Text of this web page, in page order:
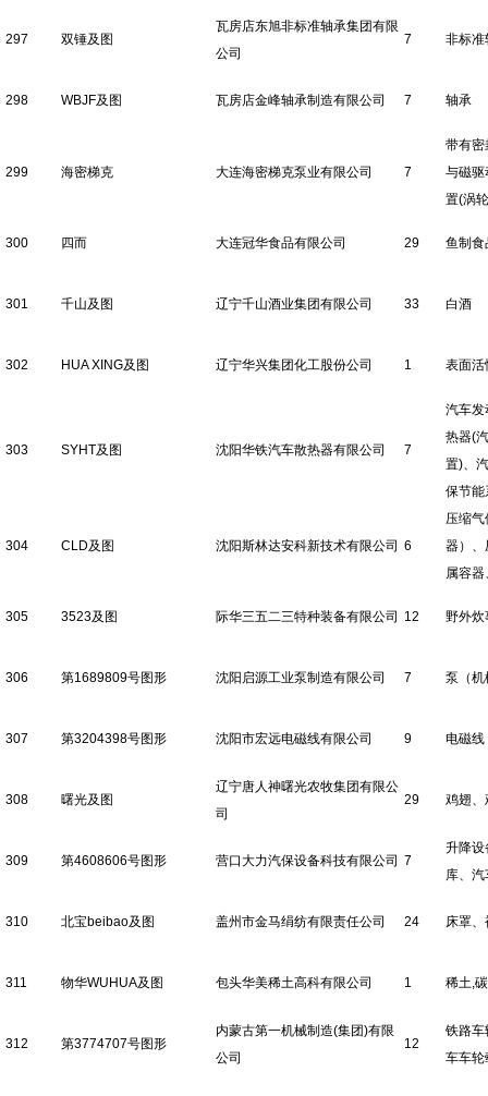
297 双锤及图
瓦房店东旭非标准轴承集团有限
公司
7 非标准
298 WBJF及图 瓦房店金峰轴承制造有限公司 7 轴承
299 海密梯克 大连海密梯克泵业有限公司 7
带有密
与磁驱
置(涡
300 四而 大连冠华食品有限公司 29 鱼制食
301 千山及图 辽宁千山酒业集团有限公司 33 白酒
302 HUA XING及图 辽宁华兴集团化工股份公司 1 表面活
303 SYHT及图 沈阳华铁汽车散热器有限公司 7
汽车发
热器(
置)、
保节能
304 CLD及图 沈阳斯林达安科新技术有限公司 6
压缩
器）、
属容
305 3523及图 际华三五二三特种装备有限公司 12 野外炊
306 第1689809号图形 沈阳启源工业泵制造有限公司 7 泵（机
307 第3204398号图形 沈阳市宏远电磁线有限公司 9 电磁线
308 曙光及图
辽宁唐人神曙光农牧集团有限公
司
29 鸡翅、
309 第4608606号图形 营口大力汽保设备科技有限公司 7
升降设
库、
310 北宝beibao及图 盖州市金马绢纺有限责任公司 24 床罩
311 物华WUHUA及图 包头华美稀土高科有限公司 1 稀土,
312 第3774707号图形
内蒙古第一机械制造(集团)有限
公司
12
铁路车
车车轮